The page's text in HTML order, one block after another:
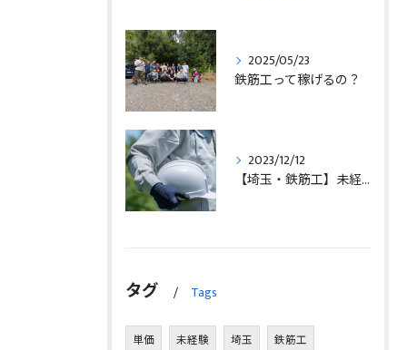
2025/05/23
鉄筋工って稼げるの？
2023/12/12
【埼玉・鉄筋工】未経験の方の求人募集中！！
タグ Tags
単価 未経験 埼玉 鉄筋工